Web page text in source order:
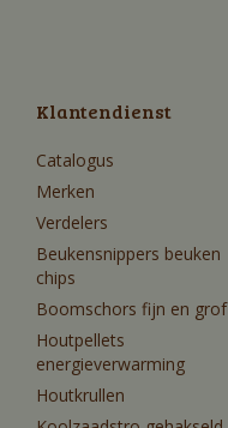
Klantendienst
Catalogus
Merken
Verdelers
Beukensnippers beuken
chips
Boomschors fijn en grof
Houtpellets
energieverwarming
Houtkrullen